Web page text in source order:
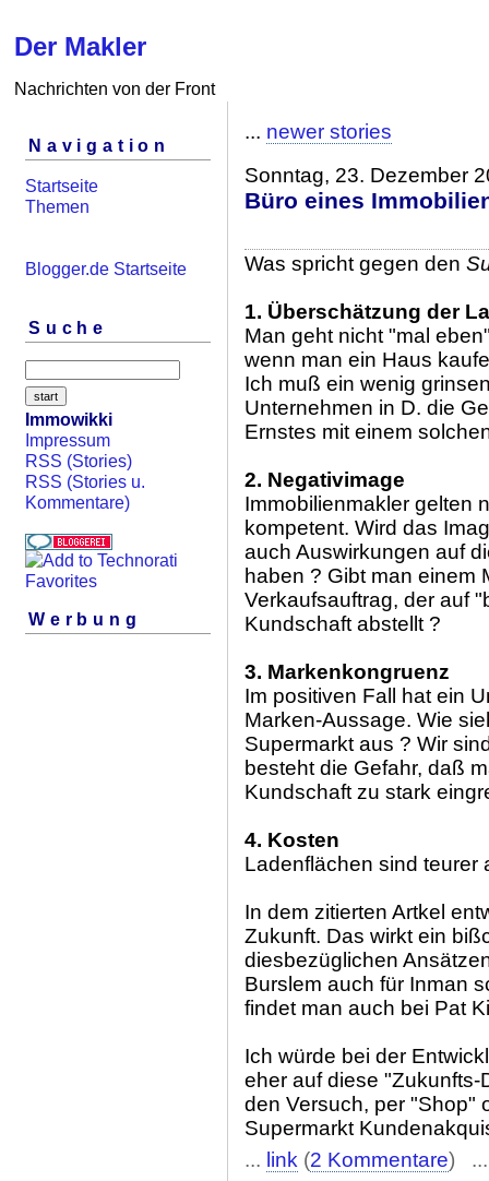
Der Makler
Nachrichten von der Front
Navigation
Startseite
Themen
Blogger.de Startseite
Suche
Immowikki
Impressum
RSS (Stories)
RSS (Stories u.
Kommentare)
Werbung
... newer stories
Sonntag, 23. Dezember
Büro eines
Was spricht gegen den
1. Überschätzung der
Man geht nicht "mal
wenn man ein Haus
Ich muß ein wenig
Unternehmen in D. die
Ernstes mit einem
2. Negativimage
Immobilienmakler gelten
kompetent. Wird das
auch Auswirkungen auf
haben ? Gibt man einem
Verkaufsauftrag, der auf
Kundschaft abstellt ?
3. Markenkongruenz
Im positiven Fall hat ein
Marken-Aussage. Wie
Supermarkt aus ? Wir
besteht die Gefahr, daß
Kundschaft zu stark
4. Kosten
Ladenflächen sind teurer
In dem zitierten Artkel
Zukunft. Das wirkt ein
diesbezüglichen
Burslem auch für Inman
findet man auch bei Pat
Ich würde bei der
eher auf diese
den Versuch, per "Shop"
Supermarkt
... link (2 Kommentare)